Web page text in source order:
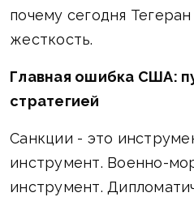
почему сегодня
жесткость.
Главная ошибка США:
стратегией
Санкции - это
инструмент. Военно-
инструмент.